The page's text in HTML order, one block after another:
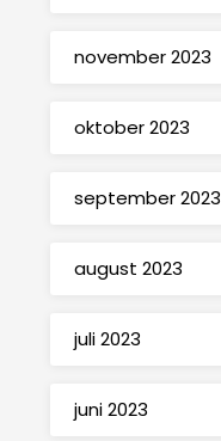
november 2023
oktober 2023
september 2023
august 2023
juli 2023
juni 2023